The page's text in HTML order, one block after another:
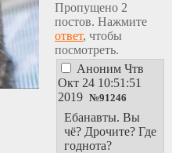
Пропущено 2
постов. Нажмите
ответ, чтобы
посмотреть.
Аноним Чтв
Окт 24 10:51:51
2019 №91246
Ебанавты. Вы
чё? Дрочите? Где
годнота?